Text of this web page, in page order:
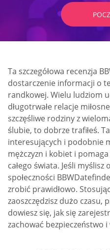
Ta szczegółowa recenzja
dostarczenie informacji o
randkowej. Wielu ludziom
długotrwałe relacje
szczęśliwe rodziny z
ślubie, to dobrze trafiłeś.
interesujących i podobnie
mężczyzn i kobiet i pomaga
całego świata. Jeśli myślisz
społeczności
zrobić prawidłowo.
zaoszczędzisz dużo czasu,
dowiesz się, jak się
zachować bezpieczeństwo